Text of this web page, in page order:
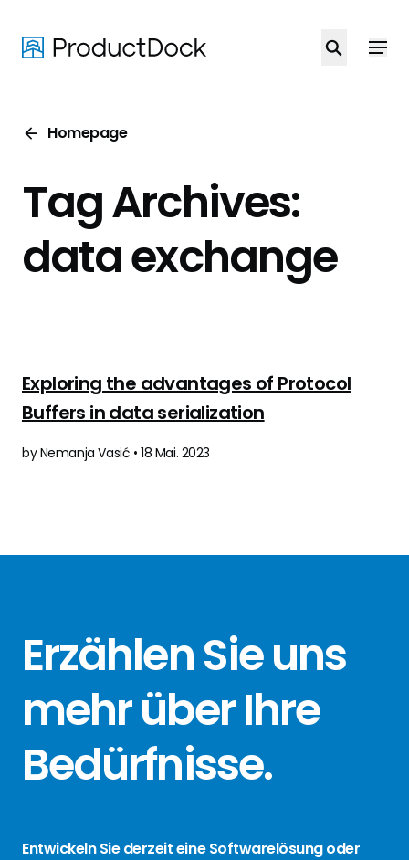
main
Homepage
Tag Archives:
data exchange
Exploring the advantages of Protocol
Buffers in data serialization
by Nemanja Vasić • 18 Mai. 2023
Erzählen Sieuns
mehr überIhre
Bedürfnisse.
Entwickeln Sie derzeit eine Softwarelösung oder